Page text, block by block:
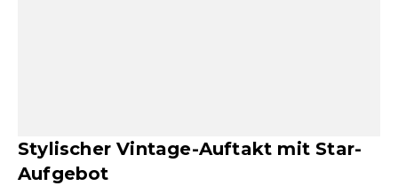
Stylischer Vintage-Auftakt mit Star-
Aufgebot